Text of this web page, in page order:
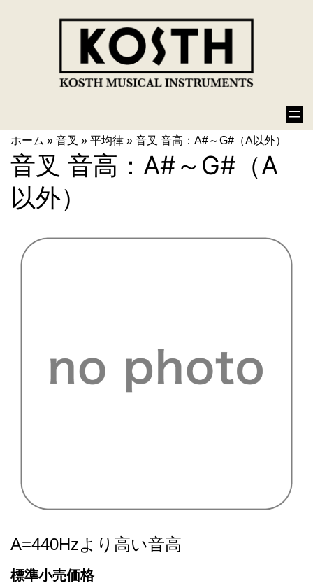
ホーム » 音叉 » 平均律 » 音叉 音高：A#～G#（A以外）
音叉 音高：A#～G#（A
以外）
A=440Hzより高い音高
標準小売価格